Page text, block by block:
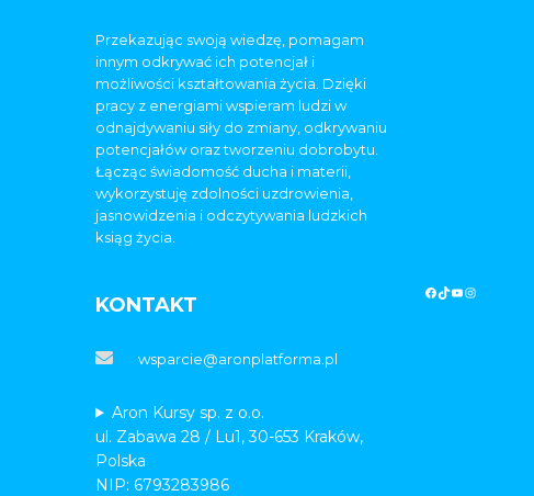
Przekazując swoją wiedzę, pomagam
innym odkrywać ich potencjał i
możliwości kształtowania życia. Dzięki
pracy z energiami wspieram ludzi w
odnajdywaniu siły do zmiany, odkrywaniu
potencjałów oraz tworzeniu dobrobytu.
Łącząc świadomość ducha i materii,
wykorzystuję zdolności uzdrowienia,
jasnowidzenia i odczytywania ludzkich
ksiąg życia.
KONTAKT
wsparcie@aronplatforma.pl
Aron Kursy sp. z o.o.
ul. Zabawa 28 / Lu1, 30-653 Kraków,
Polska
NIP: 6793283986